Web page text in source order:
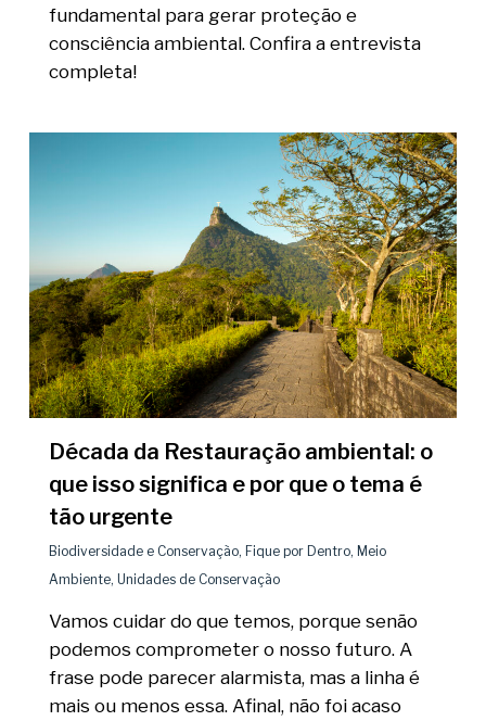
fundamental para gerar proteção e
consciência ambiental. Confira a entrevista
completa!
Década da Restauração ambiental: o
que isso significa e por que o tema é
tão urgente
Biodiversidade e Conservação, Fique por Dentro, Meio
Ambiente, Unidades de Conservação
Vamos cuidar do que temos, porque senão
podemos comprometer o nosso futuro. A
frase pode parecer alarmista, mas a linha é
mais ou menos essa. Afinal, não foi acaso